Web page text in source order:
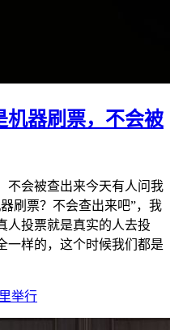
机器刷票，不会被
不会被查出来今天有人问我
刷票？不会查出来吧”，我
人投票就是真实的人去投
一样的，这个时候我们都是
举行